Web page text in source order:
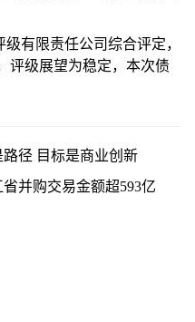
有限责任公司综合评定，
评级展望为稳定，本次债
径 目标是商业创新
并购交易金额超593亿